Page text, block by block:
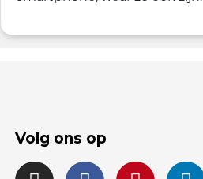
Volg ons op